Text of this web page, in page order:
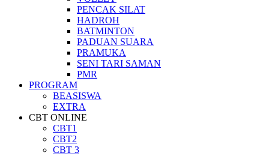
PENCAK SILAT
HADROH
BATMINTON
PADUAN SUARA
PRAMUKA
SENI TARI SAMAN
PMR
PROGRAM
BEASISWA
EXTRA
CBT ONLINE
CBT1
CBT2
CBT 3